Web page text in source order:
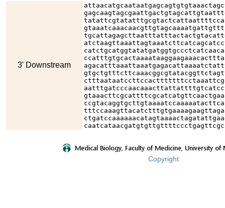
3' Downstream
Copyright